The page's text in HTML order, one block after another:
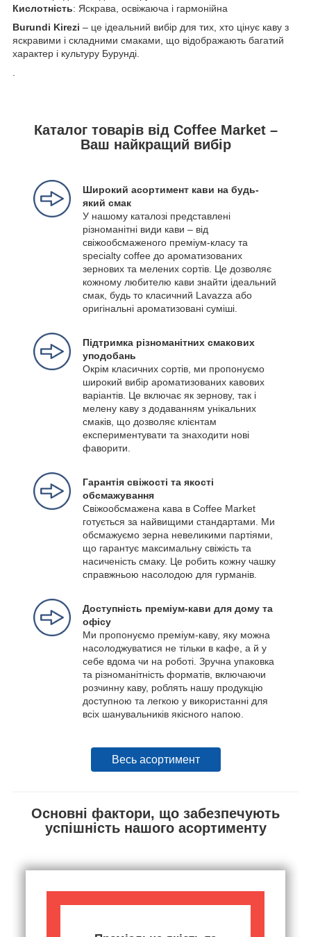
Кислотність: Яскрава, освіжаюча і гармонійна
Burundi Kirezi – це ідеальний вибір для тих, хто цінує каву з
яскравими і складними смаками, що відображають багатий
характер і культуру Бурунді.
.
Каталог товарів від Coffee Market –
Ваш найкращий вибір
Широкий асортимент кави на будь-
який смак
У нашому каталозі представлені
різноманітні види кави – від
свіжообсмаженого преміум-класу та
specialty coffee до ароматизованих
зернових та мелених сортів. Це дозволяє
кожному любителю кави знайти ідеальний
смак, будь то класичний Lavazza або
оригінальні ароматизовані суміші.
Підтримка різноманітних смакових
уподобань
Окрім класичних сортів, ми пропонуємо
широкий вибір ароматизованих кавових
варіантів. Це включає як зернову, так і
мелену каву з додаванням унікальних
смаків, що дозволяє клієнтам
експериментувати та знаходити нові
фаворити.
Гарантія свіжості та якості
обсмажування
Свіжообсмажена кава в Coffee Market
готується за найвищими стандартами. Ми
обсмажуємо зерна невеликими партіями,
що гарантує максимальну свіжість та
насиченість смаку. Це робить кожну чашку
справжньою насолодою для гурманів.
Доступність преміум-кави для дому та
офісу
Ми пропонуємо преміум-каву, яку можна
насолоджуватися не тільки в кафе, а й у
себе вдома чи на роботі. Зручна упаковка
та різноманітність форматів, включаючи
розчинну каву, роблять нашу продукцію
доступною та легкою у використанні для
всіх шанувальників якісного напою.
Весь асортимент
Основні фактори, що забезпечують
успішність нашого асортименту